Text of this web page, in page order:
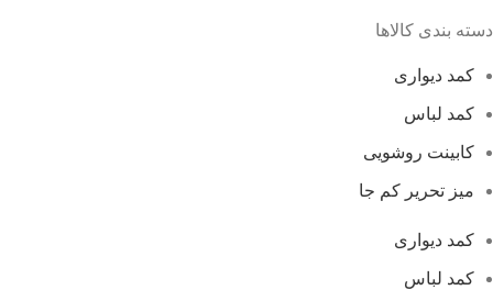
دسته بندی کالاها
کمد دیواری
کمد لباس
کابینت روشویی
میز تحریر کم جا
کمد دیواری
کمد لباس